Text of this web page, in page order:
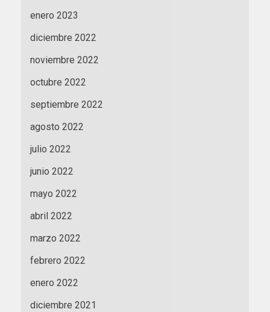
enero 2023
diciembre 2022
noviembre 2022
octubre 2022
septiembre 2022
agosto 2022
julio 2022
junio 2022
mayo 2022
abril 2022
marzo 2022
febrero 2022
enero 2022
diciembre 2021